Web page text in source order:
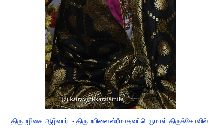
திருமழிசை ஆழ்வார் - திருமயிலை ஸ்ரீமாதவப்பெருமாள் திருக்கோவில்